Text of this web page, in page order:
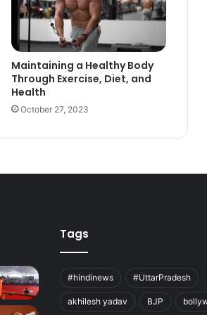
Maintaining a Healthy Body
Through Exercise, Diet, and
Health
October 27, 2023
Tags
#hindinews #UttarPradesh
akhilesh yadav BJP